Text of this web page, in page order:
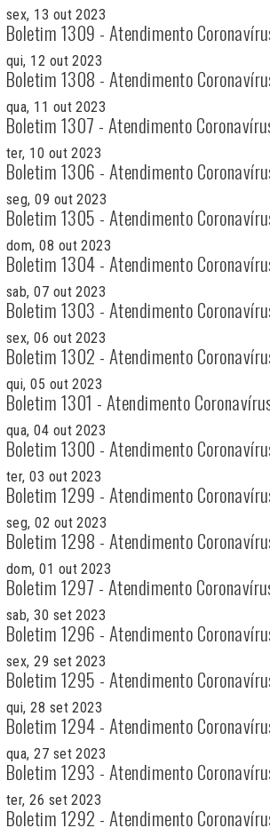
sex, 13 out 2023
Boletim 1309 - Atendimento
qui, 12 out 2023
Boletim 1308 - Atendimento
qua, 11 out 2023
Boletim 1307 - Atendimento
ter, 10 out 2023
Boletim 1306 - Atendimento
seg, 09 out 2023
Boletim 1305 - Atendimento
dom, 08 out 2023
Boletim 1304 - Atendimento
sab, 07 out 2023
Boletim 1303 - Atendimento
sex, 06 out 2023
Boletim 1302 - Atendimento
qui, 05 out 2023
Boletim 1301 - Atendimento
qua, 04 out 2023
Boletim 1300 - Atendimento
ter, 03 out 2023
Boletim 1299 - Atendimento
seg, 02 out 2023
Boletim 1298 - Atendimento
dom, 01 out 2023
Boletim 1297 - Atendimento
sab, 30 set 2023
Boletim 1296 - Atendimento
sex, 29 set 2023
Boletim 1295 - Atendimento
qui, 28 set 2023
Boletim 1294 - Atendimento
qua, 27 set 2023
Boletim 1293 - Atendimento
ter, 26 set 2023
Boletim 1292 - Atendimento